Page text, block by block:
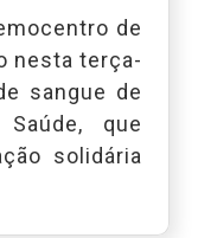
de
nesta terça-
sangue de
que
solidária